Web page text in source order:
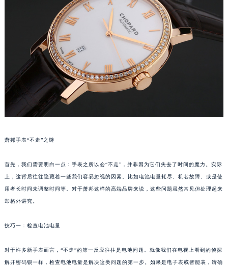
萧邦手表“不走”之谜
首先，我们需要明白一点：手表之所以会“不走”，并非因为它们失去了时间的魔力。实际
上，这背后往往隐藏着一些我们容易忽视的因素。比如电池电量耗尽、机芯故障、或是使
用者长时间未调整时间等。对于萧邦这样的高端品牌来说，这些问题虽然常见但处理起来
却格外讲究。
技巧一：检查电池电量
对于许多新手表而言，“不走”的第一反应往往是电池问题。就像我们在电视上看到的侦探
解开密码锁一样，检查电池电量是解决这类问题的第一步。如果是电子表或智能表，请确